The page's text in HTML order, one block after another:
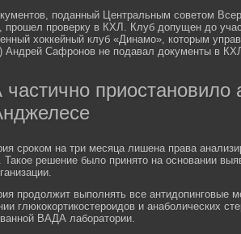
поданный Центральным советом
прошел проверку в КХЛ. Клуб допущен до
хоккейный клуб «Динамо», которым
Андрей Сафронов не подавал документы в
приостановило
сроком на три месяца лишена права
Такое решение было принято на основании
продолжит выполнять все антидопинговые
глюкокортикостероидов и анаболических
ВАДА лаборатории.